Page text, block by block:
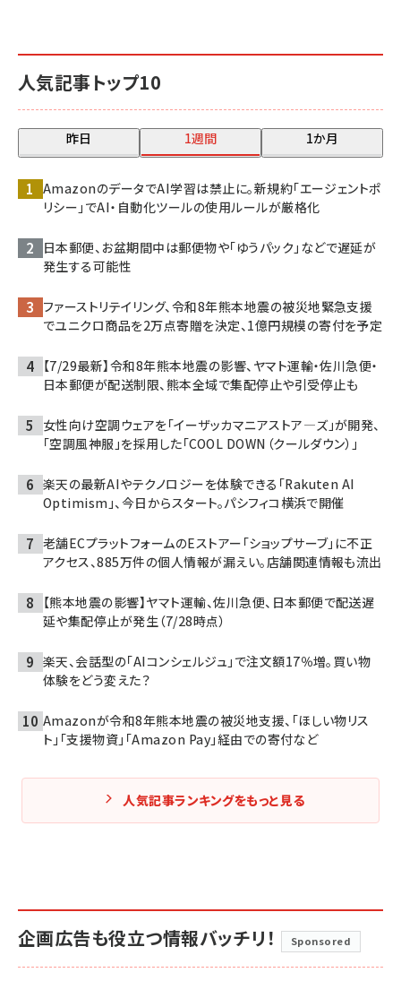
人気記事トップ10
昨日 1週間 1か月
AmazonのデータでAI学習は禁止に。新規約「エージェントポ
リシー」でAI・自動化ツールの使用ルールが厳格化
日本郵便、お盆期間中は郵便物や「ゆうパック」などで遅延が
発生する可能性
ファーストリテイリング、令和8年熊本地震の被災地緊急支援
でユニクロ商品を2万点寄贈を決定、1億円規模の寄付を予定
【7/29最新】令和8年熊本地震の影響、ヤマト運輸・佐川急便・
日本郵便が配送制限、熊本全域で集配停止や引受停止も
女性向け空調ウェアを「イーザッカマニアストア―ズ」が開発、
「空調風神服」を採用した「COOL DOWN（クールダウン）」
楽天の最新AIやテクノロジーを体験できる「Rakuten AI
Optimism」、今日からスタート。パシフィコ横浜で開催
老舗ECプラットフォームのEストアー「ショップサーブ」に不正
アクセス、885万件の個人情報が漏えい。店舗関連情報も流出
【熊本地震の影響】ヤマト運輸、佐川急便、日本郵便で配送遅
延や集配停止が発生（7/28時点）
楽天、会話型の「AIコンシェルジュ」で注文額17％増。買い物
体験をどう変えた？
Amazonが令和8年熊本地震の被災地支援、「ほしい物リス
ト」「支援物資」「Amazon Pay」経由での寄付など
人気記事ランキングをもっと見る
企画広告も役立つ情報バッチリ！ Sponsored